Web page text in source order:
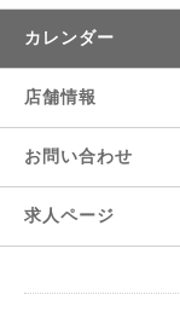
カレンダー
店舗情報
お問い合わせ
求人ページ